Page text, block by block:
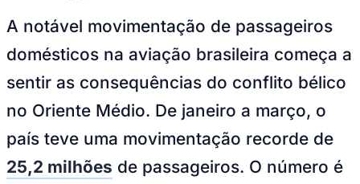
A notável movimentação de passageiros
domésticos na aviação brasileira começa a
sentir as consequências do conflito bélico
no Oriente Médio. De janeiro a março, o
país teve uma movimentação recorde de
25,2 milhões de passageiros. O número é